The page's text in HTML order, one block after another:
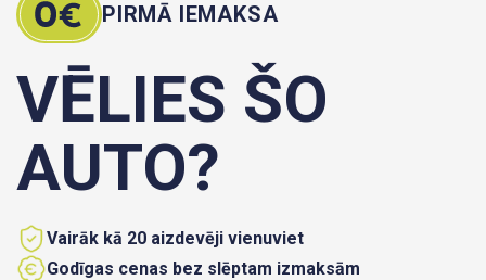
PIRMĀ IEMAKSA
VĒLIES ŠO
AUTO?
Vairāk kā 20 aizdevēji vienuviet
Godīgas cenas bez slēptam izmaksām